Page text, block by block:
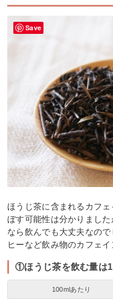
ほうじ茶に含まれるカフ
ぼす可能性は分かりまし
なら飲んでも大丈夫なの
ヒーなど飲み物のカフェ
①ほうじ茶を飲む量は
100mlあたり
Save